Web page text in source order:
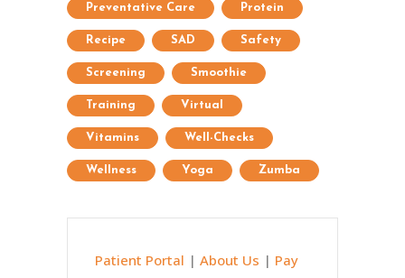
Preventative Care Protein
Recipe SAD Safety
Screening Smoothie
Training Virtual
Vitamins Well-Checks
Wellness Yoga Zumba
Patient Portal | About Us | Pay